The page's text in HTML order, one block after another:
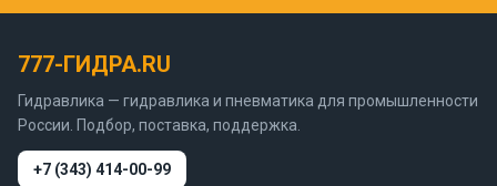
777-ГИДРА.RU
Гидравлика — гидравлика и пневматика для промышленности
России. Подбор, поставка, поддержка.
+7 (343) 414-00-99